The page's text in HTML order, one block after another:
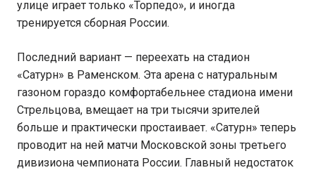
улице играет только «Торпедо», и иногда
тренируется сборная России.
Последний вариант — переехать на стадион
«Сатурн» в Раменском. Эта арена с натуральным
газоном гораздо комфортабельнее стадиона имени
Стрельцова, вмещает на три тысячи зрителей
больше и практически простаивает. «Сатурн» теперь
проводит на ней матчи Московской зоны третьего
дивизиона чемпионата России. Главный недостаток